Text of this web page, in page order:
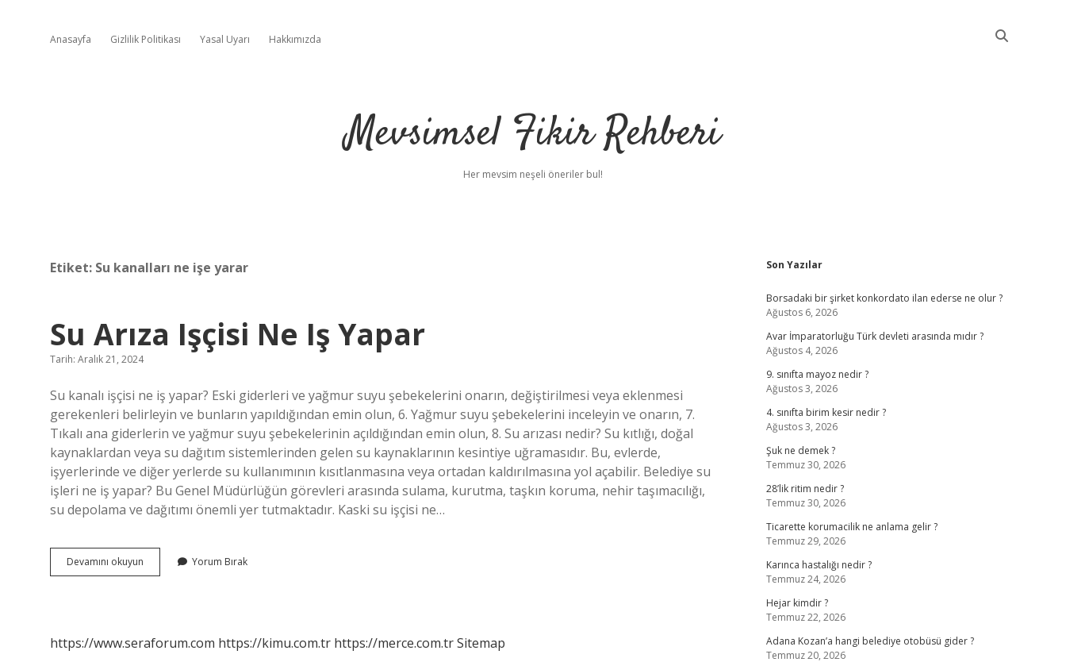
Anasayfa Gizlilik Politikası Yasal Uyarı Hakkımızda
Mevsimsel Fikir Rehberi
Her mevsim neşeli öneriler bul!
Etiket: Su kanalları ne işe yarar
Su Arıza Işçisi Ne Iş Yapar
Tarih: Aralık 21, 2024
Su kanalı işçisi ne iş yapar? Eski giderleri ve yağmur suyu şebekelerini onarın, değiştirilmesi veya eklenmesi
gerekenleri belirleyin ve bunların yapıldığından emin olun, 6. Yağmur suyu şebekelerini inceleyin ve onarın, 7.
Tıkalı ana giderlerin ve yağmur suyu şebekelerinin açıldığından emin olun, 8. Su arızası nedir? Su kıtlığı, doğal
kaynaklardan veya su dağıtım sistemlerinden gelen su kaynaklarının kesintiye uğramasıdır. Bu, evlerde,
işyerlerinde ve diğer yerlerde su kullanımının kısıtlanmasına veya ortadan kaldırılmasına yol açabilir. Belediye su
işleri ne iş yapar? Bu Genel Müdürlüğün görevleri arasında sulama, kurutma, taşkın koruma, nehir taşımacılığı,
su depolama ve dağıtımı önemli yer tutmaktadır. Kaski su işçisi ne…
Devamını okuyun
Arıza
Yorum Bırak
https://www.seraforum.com https://kimu.com.tr https://merce.com.trSitemap
Sidebar
Son Yazılar
Borsadaki bir şirket konkordato ilan ederse ne olur ?
Ağustos 6, 2026
Avar İmparatorluğu Türk devleti arasında mıdır ?
Ağustos 4, 2026
9. sınıfta mayoz nedir ?
Ağustos 3, 2026
4. sınıfta birim kesir nedir ?
Ağustos 3, 2026
Şuk ne demek ?
Temmuz 30, 2026
28’lik ritim nedir ?
Temmuz 30, 2026
Ticarette korumacilik ne anlama gelir ?
Temmuz 29, 2026
Karınca hastalığı nedir ?
Temmuz 24, 2026
Hejar kimdir ?
Temmuz 22, 2026
Adana Kozan’a hangi belediye otobüsü gider ?
Temmuz 20, 2026